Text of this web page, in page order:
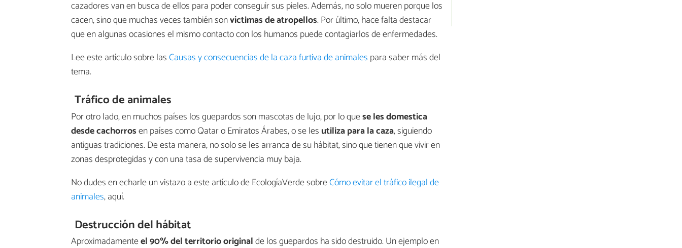
cazadores van en busca de ellos para poder conseguir sus pieles. Además, no solo mueren porque los
cacen, sino que muchas veces también sonvíctimas de atropellos. Por último, hace falta destacar
que en algunas ocasiones el mismo contacto con los humanos puede contagiarlos de enfermedades.
Lee este artículo sobre lasCausas y consecuencias de la caza furtiva de animales para saber más del
tema.
Tráfico de animales
Por otro lado, en muchos países los guepardos son mascotas de lujo, por lo quese les domestica
desde cachorrosen países como Qatar o Emiratos Árabes, o se les utiliza para la caza, siguiendo
antiguas tradiciones. De esta manera, no solo se les arranca de su hábitat, sino que tienen que vivir en
zonas desprotegidas y con una tasa de supervivencia muy baja.
No dudes en echarle un vistazo a este artículo de EcologíaVerde sobreCómo evitar el tráfico ilegal de
animales, aquí.
Destrucción del hábitat
Aproximadamenteel 90% del territorio originalde los guepardos ha sido destruido. Un ejemplo en